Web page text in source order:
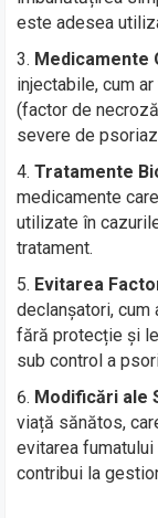
este adesea
Medicamente
injectabile, cum
(factor de
severe de
Tratamente
medicamente
utilizate în
tratament.
Evitarea
declanșatori,
fără protecție și
sub control a
Modificări ale
viață sănătos,
evitarea
contribui la